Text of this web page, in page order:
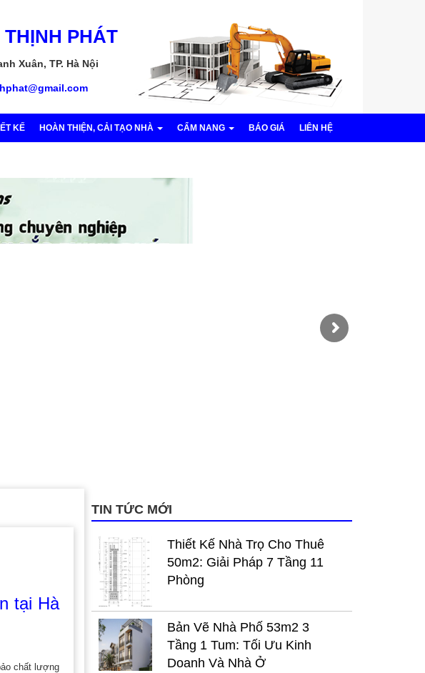
PHÁT
Xuân, TP. Hà Nội
KẾ HOÀN THIỆN, CẢI TẠO NHÀ CẨM NANG BÁO GIÁ LIÊN HỆ
tại Hà
chất lượng
TIN TỨC MỚI
Thiết Kế Nhà Trọ Cho Thuê
50m2: Giải Pháp 7 Tầng 11
Phòng
Bản Vẽ Nhà Phố 53m2 3
Tầng 1 Tum: Tối Ưu Kinh
Doanh Và Nhà Ở